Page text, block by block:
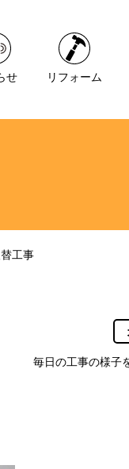
せ リフォーム
工事
毎日の工事の様子